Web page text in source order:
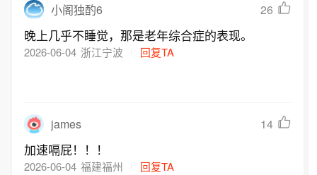
小阁独酌6 26
晚上几乎不睡觉，那是老年综合症的表现。
2026-06-04 浙江宁波 回复TA
james 14
加速嗝屁！！！
2026-06-04 福建福州 回复TA